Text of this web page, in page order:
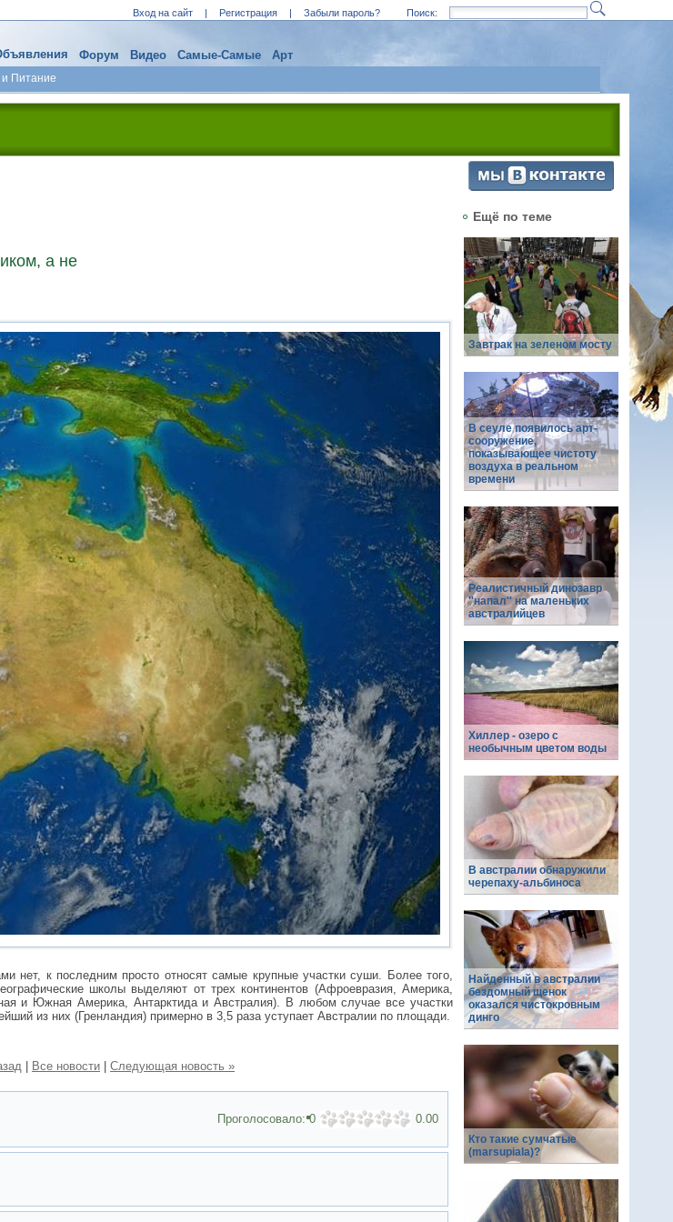
Вход на сайт | Регистрация | Забыли пароль? Поиск:
Питание
Форум Видео Самые-Самые Арт
а не
нет, к последним просто относят самые крупные участки суши. Более того,
школы выделяют от трех континентов (Афроевразия, Америка,
и Южная Америка, Антарктида и Австралия). В любом случае все участки
из них (Гренландия) примерно в 3,5 раза уступает Австралии по площади.
Все новости Следующая новость »
Проголосовало:0 0.00
Ещё по теме
Завтрак на зеленом мосту
В сеуле появилось арт-
сооружение,
показывающее чистоту
воздуха в реальном
времени
Реалистичный динозавр
''напал'' на маленьких
австралийцев
Хиллер - озеро с
необычным цветом воды
В австралии обнаружили
черепаху-альбиноса
Найденный в австралии
бездомный щенок
оказался чистокровным
динго
Кто такие сумчатые
(marsupiala)?